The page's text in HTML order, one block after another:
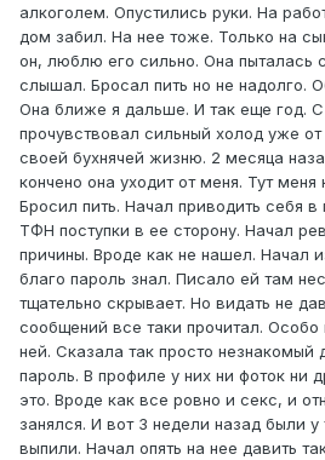
алкоголем. Опустились руки. На
дом забил. На нее тоже. Только на
он, люблю его сильно. Она пыталась
слышал. Бросал пить но не надолго.
Она ближе я дальше. И так еще год. С
прочувствовал сильный холод уже
своей бухнячей жизню. 2 месяца
кончено она уходит от меня. Тут
Бросил пить. Начал приводить себя
ТФН поступки в ее сторону. Начал
причины. Вроде как не нашел. Начал
благо пароль знал. Писало ей там
тщательно скрывает. Но видать не
сообщений все таки прочитал.
ней. Сказала так просто незнакомый
пароль. В профиле у них ни фоток ни
это. Вроде как все ровно и секс, и
занялся. И вот 3 недели назад были
выпили. Начал опять на нее давить